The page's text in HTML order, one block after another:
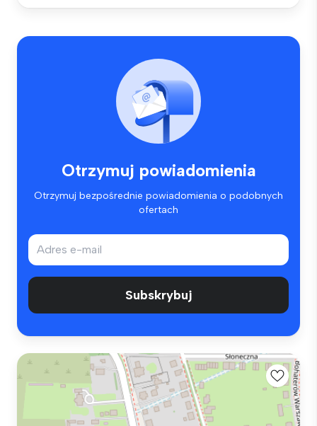
Otrzymuj powiadomienia
Otrzymuj bezpośrednie powiadomienia o podobnych
ofertach
Subskrybuj